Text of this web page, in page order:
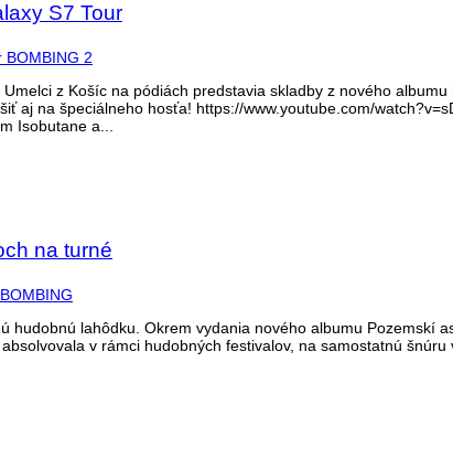
S7 Tour
z Košíc na pódiách predstavia skladby z nového
aj na špeciálneho hosťa! https://www.youtube.com/
Isobutane a...
na turné
hudobnú lahôdku. Okrem vydania nového albumu Pozemskí
v rámci hudobných festivalov, na samostatnú